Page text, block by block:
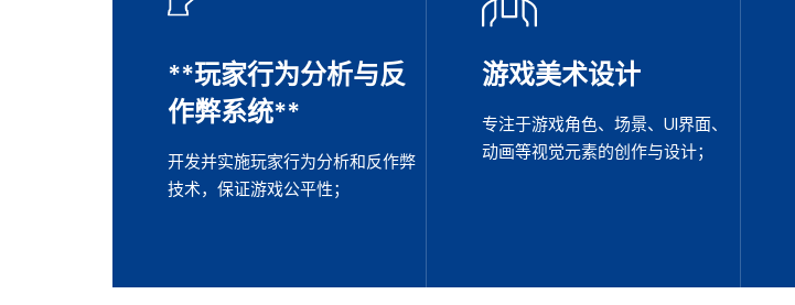
**玩家行为分析与反
作弊系统**
开发并实施玩家行为分析和反作弊
技术，保证游戏公平性；
游戏美术设计
专注于游戏角色、场景、UI界面、
动画等视觉元素的创作与设计；